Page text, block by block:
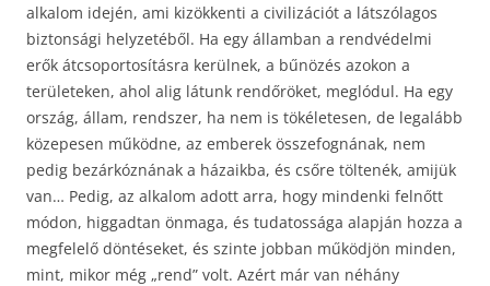
alkalom idején, ami kizökkenti a civilizációt a látszólagos
biztonsági helyzetéből. Ha egy államban a rendvédelmi
erők átcsoportosításra kerülnek, a bűnözés azokon a
területeken, ahol alig látunk rendőröket, meglódul. Ha egy
ország, állam, rendszer, ha nem is tökéletesen, de legalább
közepesen működne, az emberek összefognának, nem
pedig bezárkóznának a házaikba, és csőre töltenék, amijük
van… Pedig, az alkalom adott arra, hogy mindenki felnőtt
módon, higgadtan önmaga, és tudatossága alapján hozza a
megfelelő döntéseket, és szinte jobban működjön minden,
mint, mikor még „rend” volt. Azért már van néhány